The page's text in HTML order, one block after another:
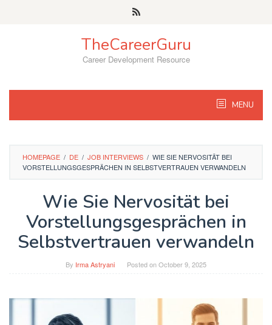
TheCareerGuru
Career Development Resource
MENU
HOMEPAGE / DE / JOB INTERVIEWS / WIE SIE NERVOSITÄT BEI
VORSTELLUNGSGESPRÄCHEN IN SELBSTVERTRAUEN VERWANDELN
Wie Sie Nervosität bei
Vorstellungsgesprächen in
Selbstvertrauen verwandeln
By Irma Astryani Posted onOctober 9, 2025